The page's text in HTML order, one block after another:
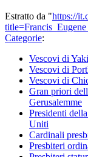
Estratto da "https://
Categorie:
Vescovi di
Vescovi di
Vescovi di
Gran priori
Gerusalemme
Presidenti
Uniti
Cardinali
Presbiteri